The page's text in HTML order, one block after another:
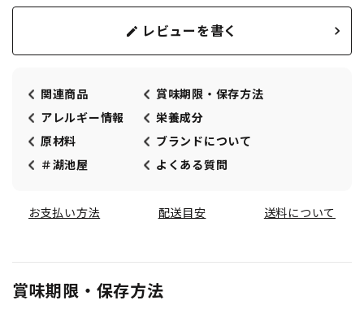
レビューを書く
関連商品
賞味期限・保存方法
アレルギー情報
栄養成分
原材料
ブランドについて
＃湖池屋
よくある質問
お支払い方法 配送目安 送料について
賞味期限・保存方法